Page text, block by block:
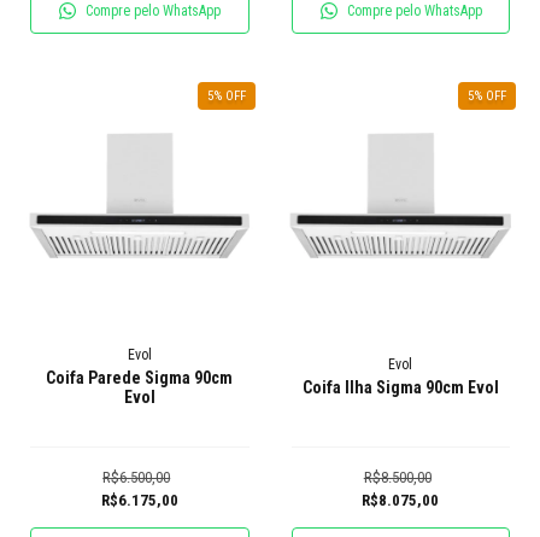
Compre pelo WhatsApp Compre pelo WhatsApp
5% OFF
Evol
Coifa Parede Sigma 90cm
Evol
R$6.500,00
R$6.175,00
5% OFF
Evol
Coifa Ilha Sigma 90cm Evol
R$8.500,00
R$8.075,00